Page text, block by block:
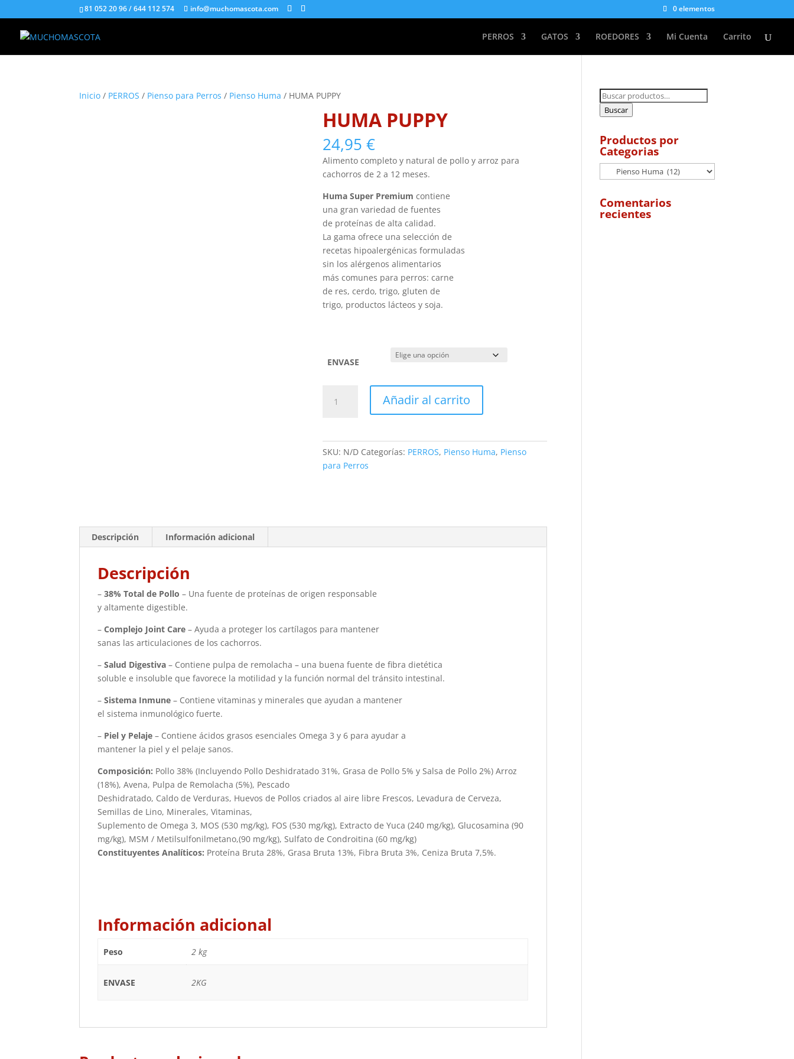
81 052 20 96 / 644 112 574 info@muchomascota.com 0 elementos
PERROS GATOS ROEDORES Mi Cuenta Carrito
Inicio / PERROS / Pienso para Perros / Pienso Huma / HUMA PUPPY
HUMA PUPPY
24,95€
Alimento completo y natural de pollo y arroz para
cachorros de 2 a 12 meses.
Huma Super Premium contiene
una gran variedad de fuentes
de proteínas de alta calidad.
La gama ofrece una selección de
recetas hipoalergénicas formuladas
sin los alérgenos alimentarios
más comunes para perros: carne
de res, cerdo, trigo, gluten de
trigo, productos lácteos y soja.
ENVASE
PUPPY
Añadir al carrito
SKU: N/D Categorías: PERROS, Pienso Huma, Pienso
para Perros
Descripción Información adicional
Descripción
–38% Total de Pollo – Una fuente de proteínas de origen responsable
y altamente digestible.
–Complejo Joint Care – Ayuda a proteger los cartílagos para mantener
sanas las articulaciones de los cachorros.
– Salud Digestiva – Contiene pulpa de remolacha – una buena fuente de fibra dietética
soluble e insoluble que favorece la motilidad y la función normal del tránsito intestinal.
–Sistema Inmune – Contiene vitaminas y minerales que ayudan a mantener
el sistema inmunológico fuerte.
– Piel y Pelaje – Contiene ácidos grasos esenciales Omega 3 y 6 para ayudar a
mantener la piel y el pelaje sanos.
Composición: Pollo 38% (Incluyendo Pollo Deshidratado 31%, Grasa de Pollo 5% y Salsa de Pollo 2%) Arroz
(18%), Avena, Pulpa de Remolacha (5%), Pescado
Deshidratado, Caldo de Verduras, Huevos de Pollos criados al aire libre Frescos, Levadura de Cerveza,
Semillas de Lino, Minerales, Vitaminas,
Suplemento de Omega 3, MOS (530 mg/kg), FOS (530 mg/kg), Extracto de Yuca (240 mg/kg), Glucosamina (90
mg/kg), MSM / Metilsulfonilmetano,(90 mg/kg), Sulfato de Condroitina (60 mg/kg)
Constituyentes Analíticos: Proteína Bruta 28%, Grasa Bruta 13%, Fibra Bruta 3%, Ceniza Bruta 7,5%.
Información adicional
Peso 2 kg
ENVASE 2KG
Buscar
por:
Buscar
Productos por
Categorias
Comentarios
recientes